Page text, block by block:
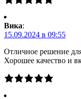
Вика:
15.09.2024 в 09:55
Отличное решение
Хорошее качество и